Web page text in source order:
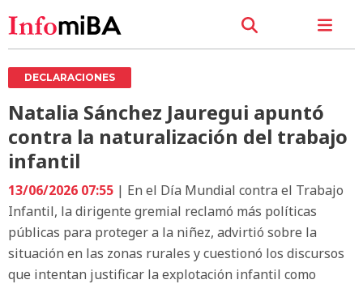
DECLARACIONES
Natalia Sánchez Jauregui apuntó
contra la naturalización del trabajo
infantil
13/06/2026 07:55 | En el Día Mundial contra el Trabajo
Infantil, la dirigente gremial reclamó más políticas
públicas para proteger a la niñez, advirtió sobre la
situación en las zonas rurales y cuestionó los discursos
que intentan justificar la explotación infantil como